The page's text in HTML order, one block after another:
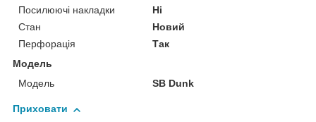
Посилюючі накладки
Ні
Стан
Новий
Перфорація
Так
Модель
Модель
SB Dunk
Приховати